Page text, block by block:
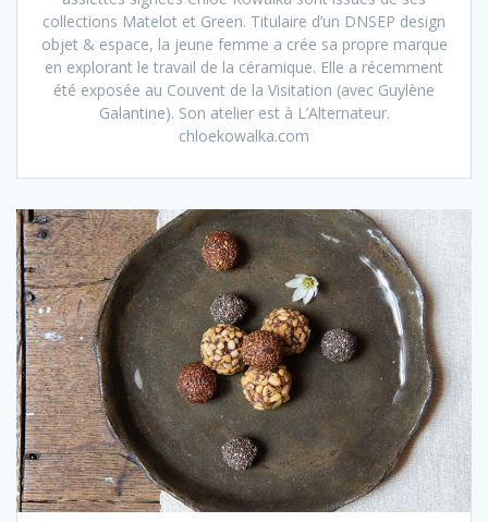
collections Matelot et Green. Titulaire d’un DNSEP design
objet & espace, la jeune femme a crée sa propre marque
en explorant le travail de la céramique. Elle a récemment
été exposée au Couvent de la Visitation (avec Guylène
Galantine). Son atelier est à L’Alternateur.
chloekowalka.com